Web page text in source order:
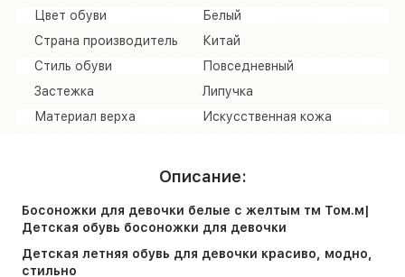
Цвет обуви
Белый
Страна производитель
Китай
Стиль обуви
Повседневный
Застежка
Липучка
Материал верха
Искусственная кожа
Описание:
Босоножки для девочки белые с желтым тм Том.м|
Детская обувь босоножки для девочки
Детская летняя обувь для девочки красиво, модно,
стильно